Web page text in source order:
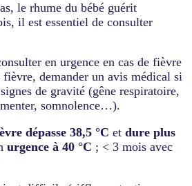
le rhume du bébé guérit
il est essentiel de consulter
en urgence en cas de fièvre
fièvre, demander un avis médical si
de gravité (gêne respiratoire,
somnolence…).
dépasse 38,5 °C et dure plus
urgence à 40 °C ; < 3 mois avec